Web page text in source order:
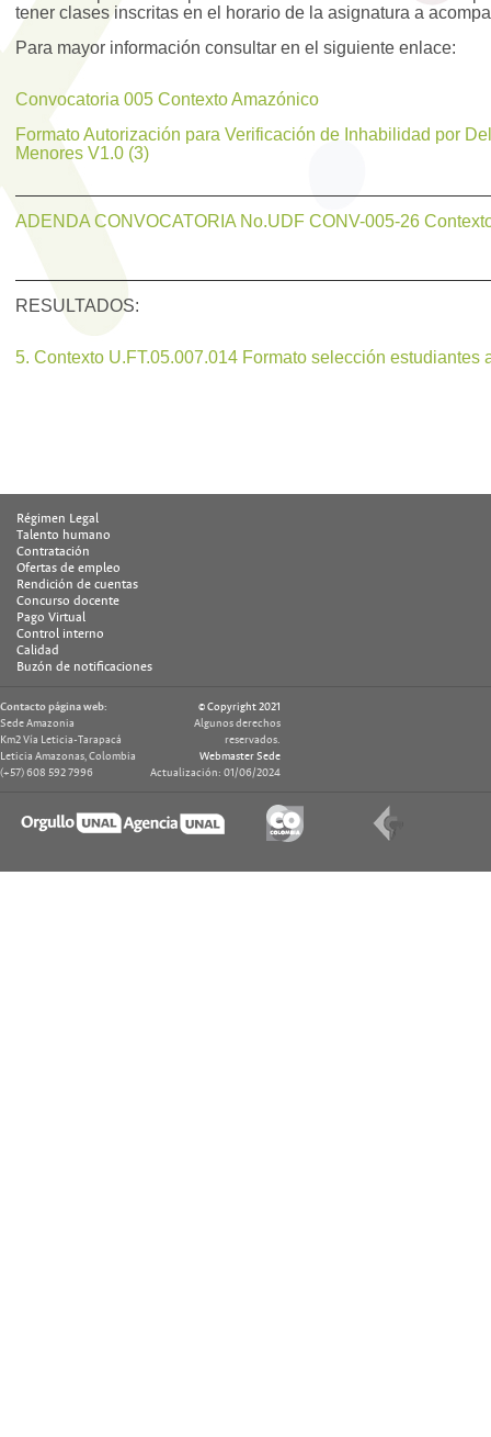
tener clases inscritas en el horario de la asignatura a
Para mayor información consultar en el siguiente enlace:
Convocatoria 005 Contexto Amazónico
Formato Autorización para Verificación de Inhabilidad por
Menores V1.0 (3)
ADENDA CONVOCATORIA No.UDF CONV-005-26
RESULTADOS:
5. Contexto U.FT.05.007.014 Formato selección estudiantes
Régimen Legal
Talento humano
Contratación
Ofertas de empleo
Rendición de cuentas
Concurso docente
Pago Virtual
Control interno
Calidad
Buzón de notificaciones
Contacto página web:
Sede Amazonia
Km2 Vía Leticia-Tarapacá
Leticia Amazonas, Colombia
(+57) 608 592 7996
© Copyright 2021
Algunos derechos
reservados.
Webmaster Sede
Actualización: 01/06/2024